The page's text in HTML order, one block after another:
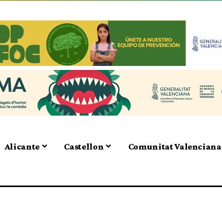
Alicante Castellon Comunitat Valenciana